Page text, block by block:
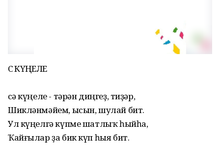
ӘСӘ КҮҢЕЛЕ
Әсә күңеле - тәрән диңгеҙ, тиҙәр,
Шикләнмәйем, ысын, шулай бит.
Ул күңелгә күпме шатлыҡ һыйһа,
Ҡайғылар ҙа бик күп һыя бит.